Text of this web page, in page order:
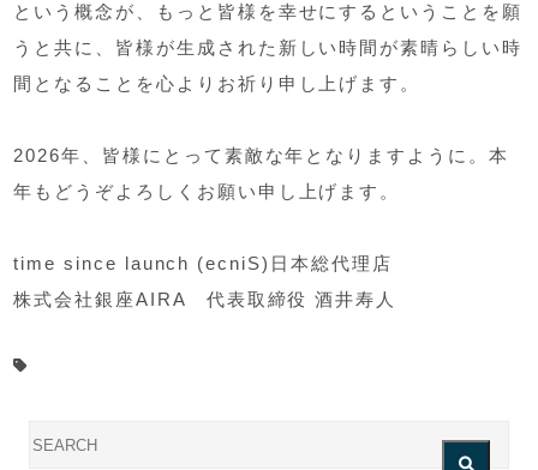
という概念が、もっと皆様を幸せにするということを願
うと共に、皆様が生成された新しい時間が素晴らしい時
間となることを心よりお祈り申し上げます。
2026年、皆様にとって素敵な年となりますように。本
年もどうぞよろしくお願い申し上げます。
time since launch (ecniS)日本総代理店
株式会社銀座AIRA 代表取締役 酒井寿人